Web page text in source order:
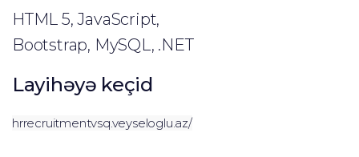
HTML 5, JavaScript,
Bootstrap, MySQL, .NET
Layihəyə keçid
hrrecruitmentvsq.veyseloglu.az/